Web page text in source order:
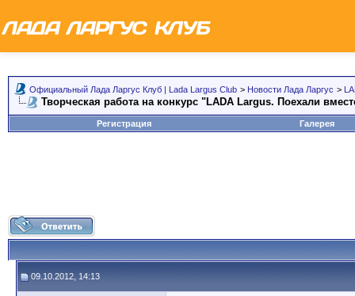
Официальный Лада Ларгус Клуб | Lada Largus Club > Новости Лада Ларгус >
Творческая работа на конкурс "LADA Largus. Поехали
Регистрация Галерея
09.10.2012, 14:13